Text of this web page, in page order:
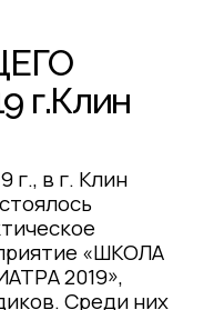
г.Клин
г., в г. Клин
«ШКОЛА
2019»,
Среди них